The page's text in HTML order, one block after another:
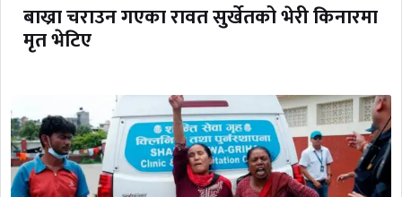
बाख्रा चराउन गएका रावत सुर्खेतको भेरी किनारमा
मृत भेटिए